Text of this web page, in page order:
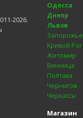
2026.
Одесса
Днепр
Львов
Запорожье
Кривой Рог
Житомир
Винница
Полтава
Чернигов
Черкассы
Магазин